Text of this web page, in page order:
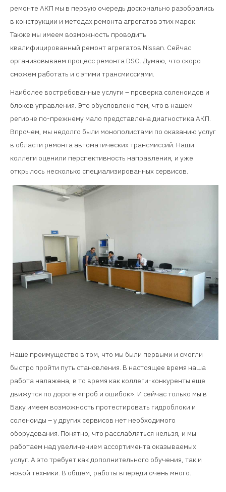
ремонте АКП мы в первую очередь досконально разобрались
в конструкции и методах ремонта агрегатов этих марок.
Также мы имеем возможность проводить
квалифицированный ремонт агрегатов Nissan. Сейчас
организовываем процесс ремонта DSG. Думаю, что скоро
сможем работать и с этими трансмиссиями.
Наиболее востребованные услуги – проверка соленоидов и
блоков управления. Это обусловлено тем, что в нашем
регионе по-прежнему мало представлена диагностика АКП.
Впрочем, мы недолго были монополистами по оказанию услуг
в области ремонта автоматических трансмиссий. Наши
коллеги оценили перспективность направления, и уже
открылось несколько специализированных сервисов.
Наше преимущество в том, что мы были первыми и смогли
быстро пройти путь становления. В настоящее время наша
работа налажена, в то время как коллеги-конкуренты еще
движутся по дороге «проб и ошибок». И сейчас только мы в
Баку имеем возможность протестировать гидроблоки и
соленоиды – у других сервисов нет необходимого
оборудования. Понятно, что расслабляться нельзя, и мы
работаем над увеличением ассортимента оказываемых
услуг. А это требует как дополнительного обучения, так и
новой техники. В общем, работы впереди очень много.